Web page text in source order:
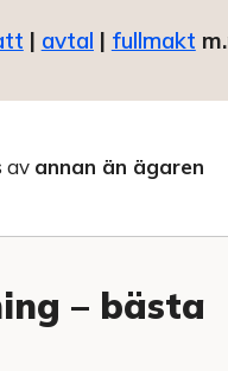
| avtal | fullmakt
av annan än ägaren
– bästa